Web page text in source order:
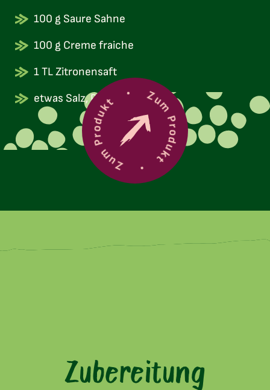
100 g Saure Sahne
100 g Creme fraiche
1 TL Zitronensaft
etwas Salz, Pfeffer
Zum ProduktZum Produkt
Zubereitung